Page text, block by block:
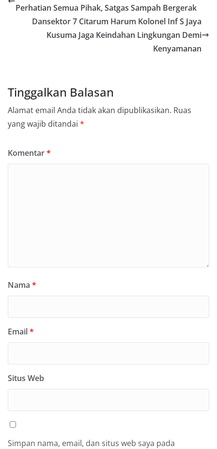
Perhatian Semua Pihak, Satgas Sampah Bergerak
Dansektor 7 Citarum Harum Kolonel Inf S Jaya
Kusuma Jaga Keindahan Lingkungan Demi
Kenyamanan
Tinggalkan Balasan
Alamat email Anda tidak akan dipublikasikan. Ruas
yang wajib ditandai *
Komentar*
Nama *
Email*
Situs Web
Simpan nama, email, dan situs web saya pada